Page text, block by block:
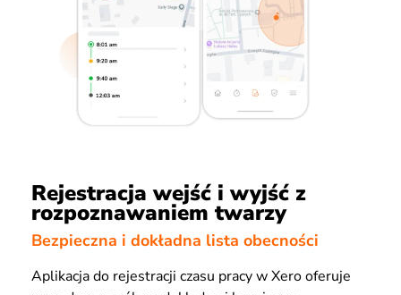
Rejestracja wejść i wyjść z
rozpoznawaniem twarzy
Bezpieczna i dokładna lista obecności
Aplikacja do rejestracji czasu pracy w Xero oferuje